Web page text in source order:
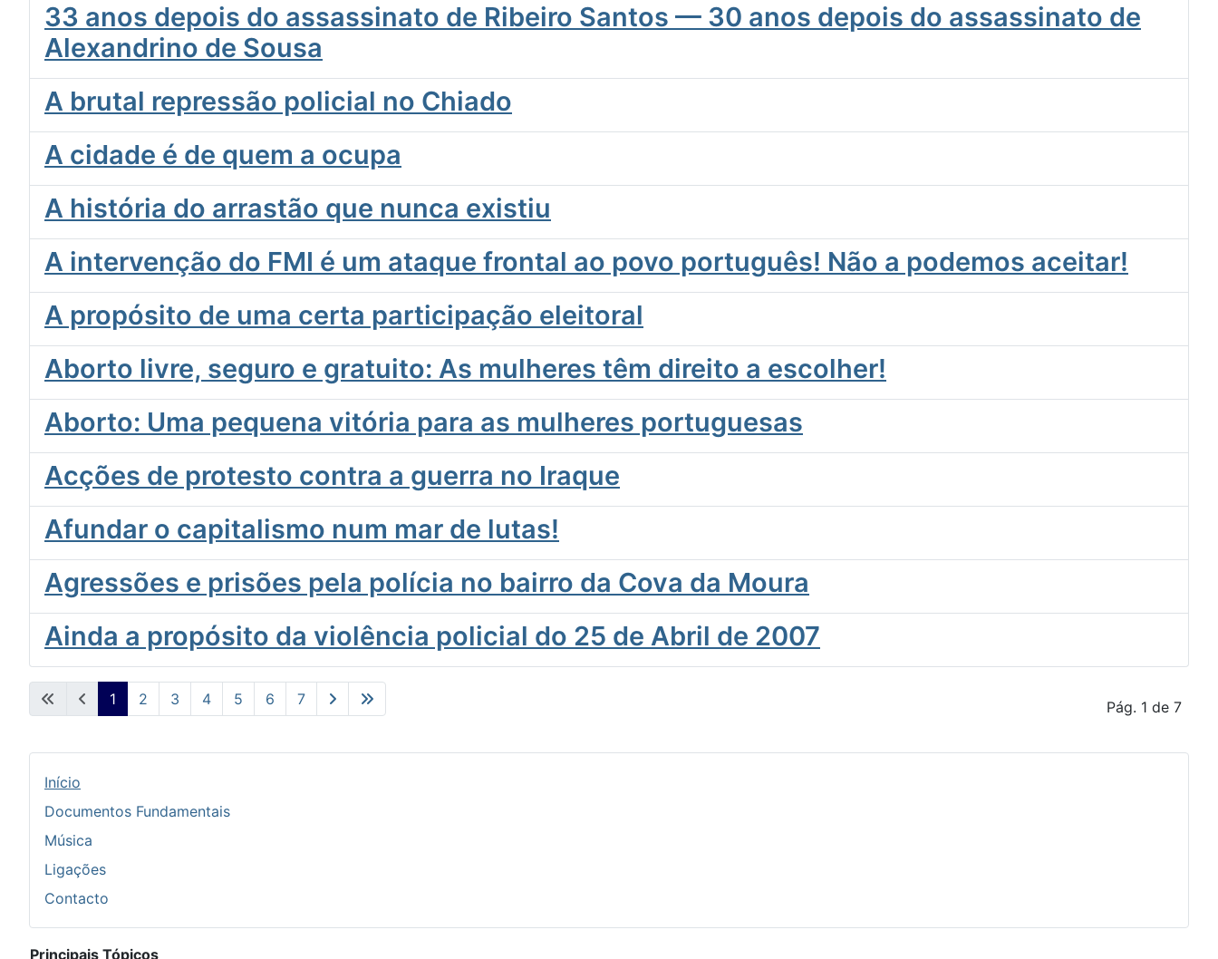
33 anos depois do assassinato de Ribeiro Santos — 30 anos depois do assassinato de
Alexandrino de Sousa
A brutal repressão policial no Chiado
A cidade é de quem a ocupa
A história do arrastão que nunca existiu
A intervenção do FMI é um ataque frontal ao povo português! Não a podemos aceitar!
A propósito de uma certa participação eleitoral
Aborto livre, seguro e gratuito: As mulheres têm direito a escolher!
Aborto: Uma pequena vitória para as mulheres portuguesas
Acções de protesto contra a guerra no Iraque
Afundar o capitalismo num mar de lutas!
Agressões e prisões pela polícia no bairro da Cova da Moura
Ainda a propósito da violência policial do 25 de Abril de 2007
Pág. 1 de 7
1 2 3 4 5 6 7
Início
Documentos Fundamentais
Música
Ligações
Contacto
Principais Tópicos